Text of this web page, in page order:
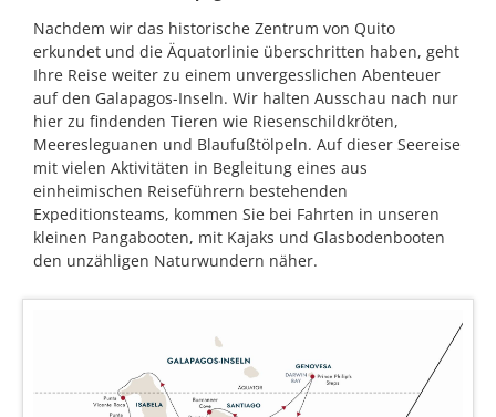
Nachdem wir das historische Zentrum von Quito
erkundet und die Äquatorlinie überschritten haben, geht
Ihre Reise weiter zu einem unvergesslichen Abenteuer
auf den Galapagos-Inseln. Wir halten Ausschau nach nur
hier zu findenden Tieren wie Riesenschildkröten,
Meeresleguanen und Blaufußtölpeln. Auf dieser Seereise
mit vielen Aktivitäten in Begleitung eines aus
einheimischen Reiseführern bestehenden
Expeditionsteams, kommen Sie bei Fahrten in unseren
kleinen Pangabooten, mit Kajaks und Glasbodenbooten
den unzähligen Naturwundern näher.